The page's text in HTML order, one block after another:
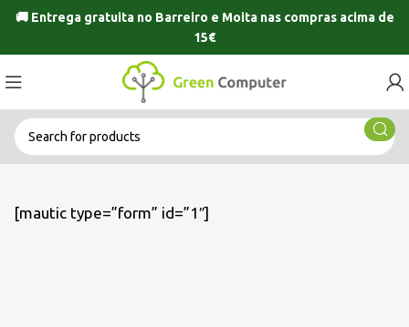
🚚 Entrega gratuita no Barreiro e Moitanas compras acima de
15€
[mautic type=”form” id=”1″]